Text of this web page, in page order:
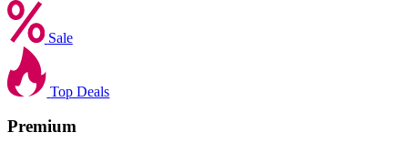
Sale
Top Deals
Premium